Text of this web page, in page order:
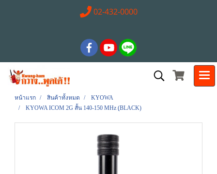
02-432-0000
หน้าแรก สินค้าทั้งหมด
KYOWA
KYOWA ICOM 2G สั้น 140-150 MHz (ฺBLACK)